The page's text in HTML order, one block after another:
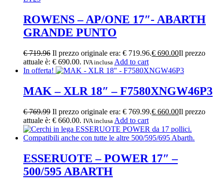
ROWENS – AP/ONE 17″- ABARTH
GRANDE PUNTO
€719.96 Il prezzo originale era: € 719.96.€ 690.00Il prezzo
attuale è: € 690.00. IVA inclusa Add to cart
In offerta!
MAK – XLR 18″ – F7580XNGW46P3
€769.99 Il prezzo originale era: € 769.99.€ 660.00Il prezzo
attuale è: € 660.00. IVA inclusa Add to cart
ESSERUOTE – POWER 17″ –
500/595 ABARTH